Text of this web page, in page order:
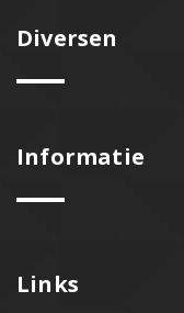
Diversen
Informatie
Links